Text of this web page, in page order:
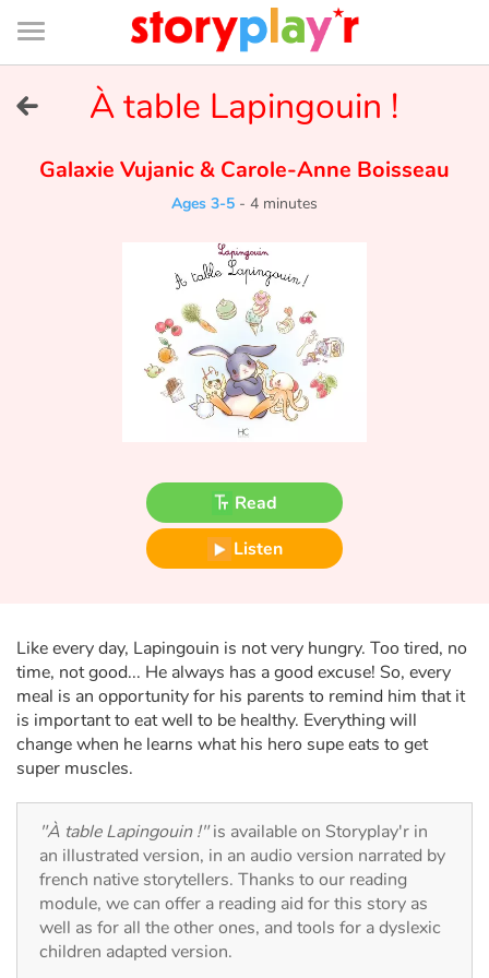
Connexion
Bibliothèque
de
page
Fable, myth, literature and poetry
Princesses and princes, kings, queens and dragons
Heroines and Heroes
Ecology, nature, seasons
The animals
Travel, epic, investigation, adventure
Around the world
Learning
À table Lapingouin !
Galaxie Vujanic& Carole-Anne Boisseau
Ages 3-5 - 4 minutes
Read
Listen
Like every day, Lapingouin is not very hungry. Too tired, no
time, not good... He always has a good excuse! So, every
meal is an opportunity for his parents to remind him that it
is important to eat well to be healthy. Everything will
change when he learns what his hero supe eats to get
super muscles.
"À table Lapingouin !"is available on Storyplay'r in
an illustrated version, in an audio version narrated by
french native storytellers. Thanks to our reading
module, we can offer a reading aid for this story as
well as for all the other ones, and tools for a dyslexic
children adapted version.